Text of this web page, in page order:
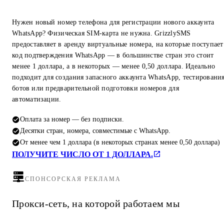
Нужен новый номер телефона для регистрации нового аккаунта
WhatsApp? Физическая SIM-карта не нужна. GrizzlySMS
предоставляет в аренду виртуальные номера, на которые поступает
код подтверждения WhatsApp — в большинстве стран это стоит
менее 1 доллара, а в некоторых — менее 0,50 доллара. Идеально
подходит для создания запасного аккаунта WhatsApp,
ботов или предварительной подготовки номеров для
автоматизации.
Оплата за номер — без подписки.
Десятки стран, номера, совместимые с WhatsApp.
От менее чем 1 доллара (в некоторых странах менее 0,50 доллара)
ПОЛУЧИТЕ ЧИСЛО ОТ 1 ДОЛЛАРА.
СПОНСОРСКАЯ РЕКЛАМА
Прокси-сеть, на которой работаем мы